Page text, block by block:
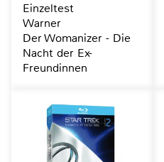
Einzeltest
Warner
Der Womanizer - Die
Nacht der Ex-
Freundinnen